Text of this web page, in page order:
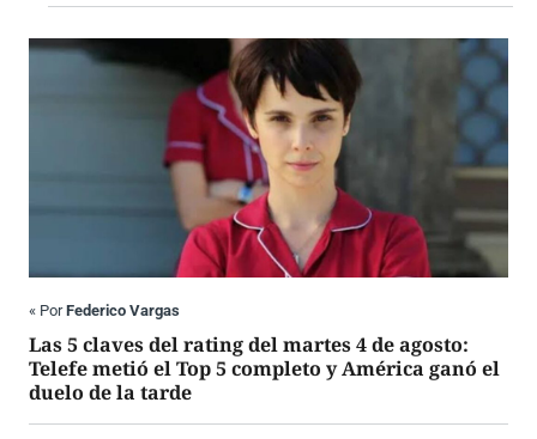
« PorFederico Vargas
Las 5 claves del rating del martes 4 de agosto:
Telefe metió el Top 5 completo y América ganó el
duelo de la tarde